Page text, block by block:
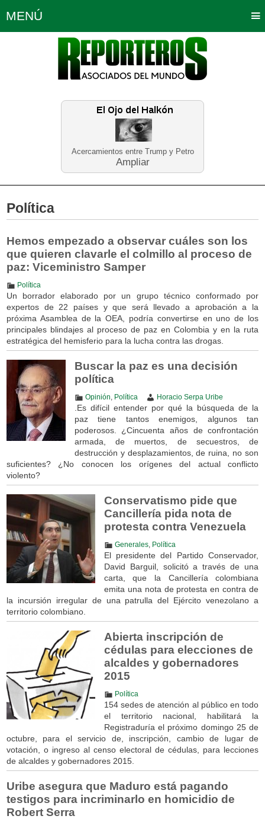
Acercamientos entre Trump y Petro
Ampliar
MENÚ
Política Opinión Bogotá
Planeta Tierra Deportes
Educación Neira
Política
Hemos empezado a observar cuáles son los
que quieren clavarle el colmillo al proceso de
paz: Viceministro Samper
Política
Un borrador elaborado por un grupo técnico conformado por
expertos de 22 países y que será llevado a aprobación a la
próxima Asamblea de la OEA, podría convertirse en uno de los
principales blindajes al proceso de paz en Colombia y en la ruta
estratégica del hemisferio para la lucha contra las drogas.
Buscar la paz es una decisión
política
Opinión Política Horacio Serpa Uribe
.Es difícil entender por qué la búsqueda de la
paz tiene tantos enemigos, algunos tan
poderosos. ¿Cincuenta años de confrontación
armada, de muertos, de secuestros, de
destrucción y desplazamientos, de ruina, no son
suficientes? ¿No conocen los orígenes del actual conflicto
violento?
Conservatismo pide que
Cancillería pida nota de
protesta contra Venezuela
Generales, Política
El presidente del Partido Conservador,
David Barguil, solicitó a través de una
carta, que la Cancillería colombiana
emita una nota de protesta en contra de
la incursión irregular de una patrulla del Ejército venezolano a
territorio colombiano.
Abierta inscripción de
cédulas para elecciones de
alcaldes y gobernadores
2015
Política
154 sedes de atención al público en todo
el territorio nacional, habilitará la
Registraduría el próximo domingo 25 de
octubre, para el servicio de, inscripción, cambio de lugar de
votación, o ingreso al censo electoral de cédulas, para lecciones
de alcaldes y gobernadores 2015.
Uribe asegura que Maduro está pagando
testigos para incriminarlo en homicidio de
Robert Serra